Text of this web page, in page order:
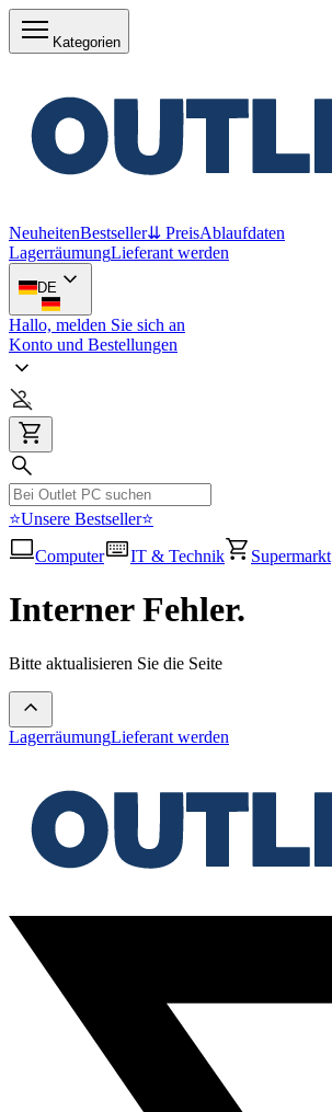
Kategorien
NeuheitenBestseller⇊ PreisAblaufdaten
LagerräumungLieferant werden
DE
Hallo, melden Sie sich an
Konto und Bestellungen
⭐Unsere Bestseller⭐
Computer
IT & Technik Supermarkt
Interner Fehler.
Bitte aktualisieren Sie die Seite
LagerräumungLieferant werden